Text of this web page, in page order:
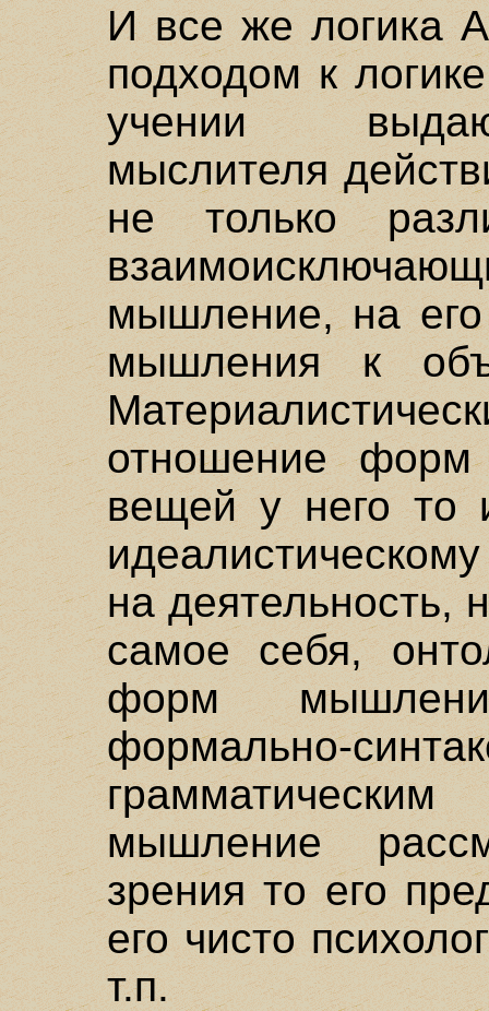
И все же логика
подходом к
учении
мыслителя
не только
мышление, на
мышления к
отношение
вещей у него то
на деятельность,
самое себя,
форм
формально-
мышление
зрения то его
его чисто
т.п.